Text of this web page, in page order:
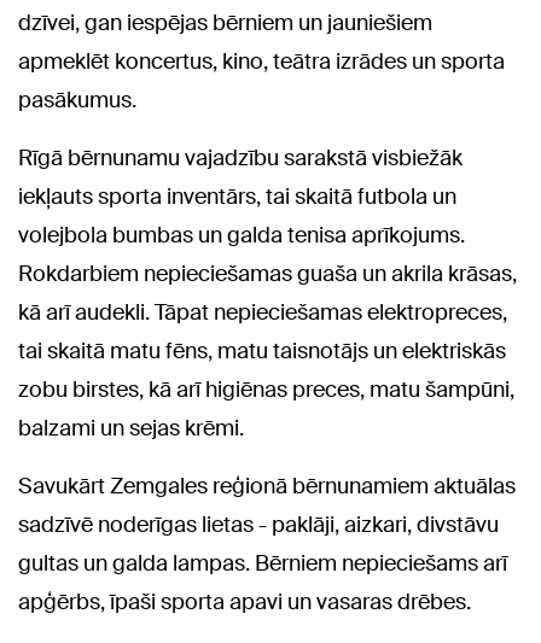
dzīvei, gan iespējas bērniem un jauniešiem
apmeklēt koncertus, kino, teātra izrādes un sporta
pasākumus.
Rīgā bērnunamu vajadzību sarakstā visbiežāk
iekļauts sporta inventārs, tai skaitā futbola un
volejbola bumbas un galda tenisa aprīkojums.
Rokdarbiem nepieciešamas guaša un akrila krāsas,
kā arī audekli. Tāpat nepieciešamas elektropreces,
tai skaitā matu fēns, matu taisnotājs un elektriskās
zobu birstes, kā arī higiēnas preces, matu šampūni,
balzami un sejas krēmi.
Savukārt Zemgales reģionā bērnunamiem aktuālas
sadzīvē noderīgas lietas - paklāji, aizkari, divstāvu
gultas un galda lampas. Bērniem nepieciešams arī
apģērbs, īpaši sporta apavi un vasaras drēbes.